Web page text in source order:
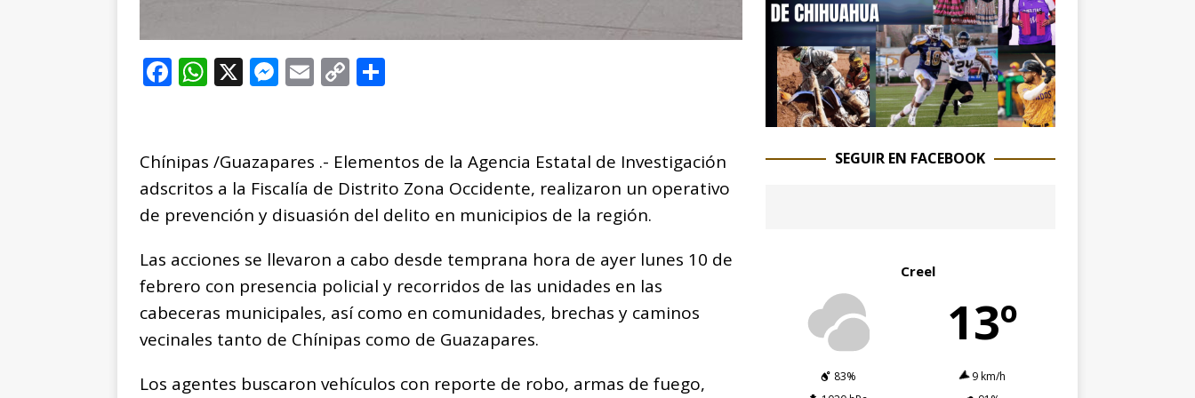
F
e
b
o
k
W
s
A
p
X M
e
n
g
r
E
l
C
y
Li
n
p
ar
ti
Chínipas /Guazapares .- Elementos de la Agencia Estatal de Investigación
adscritos a la Fiscalía de Distrito Zona Occidente, realizaron un operativo
de prevención y disuasión del delito en municipios de la región.
Las acciones se llevaron a cabo desde temprana hora de ayer lunes 10 de
febrero con presencia policial y recorridos de las unidades en las
cabeceras municipales, así como en comunidades, brechas y caminos
vecinales tanto de Chínipas como de Guazapares.
Los agentes buscaron vehículos con reporte de robo, armas de fuego,
SEGUIR EN FACEBOOK
Creel
13º
83%
9 km/h